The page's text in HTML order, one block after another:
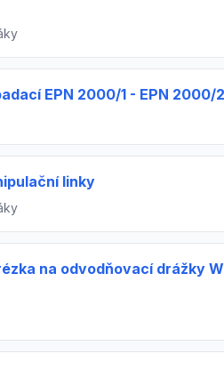
EPN 2000/1 - EPN 2000/2
linky
na odvodňovací drážky